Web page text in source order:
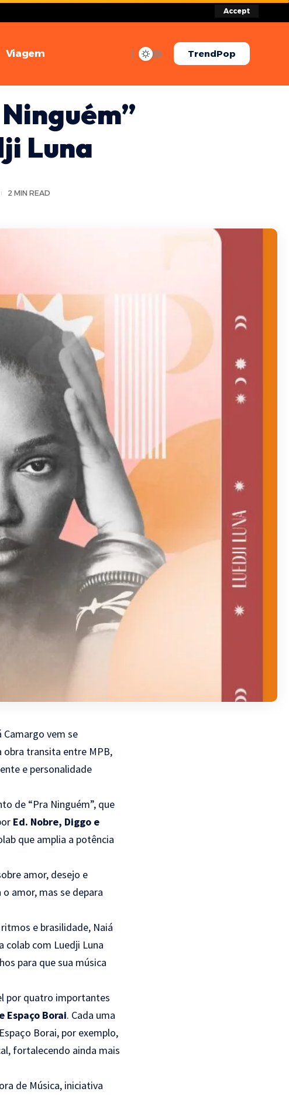
Accept
Viagem TrendPop
Luna
2 MIN READ
vem se
obra transita entre MPB,
e personalidade
de “Pra Ninguém”, que
Ed. Nobre, Diggo e
que amplia a potência
amor, desejo e
amor, mas se depara
e brasilidade, Naiá
colab com Luedji Luna
para que sua música
por quatro importantes
Espaço Borai. Cada uma
Borai, por exemplo,
fortalecendo ainda mais
de Música, iniciativa